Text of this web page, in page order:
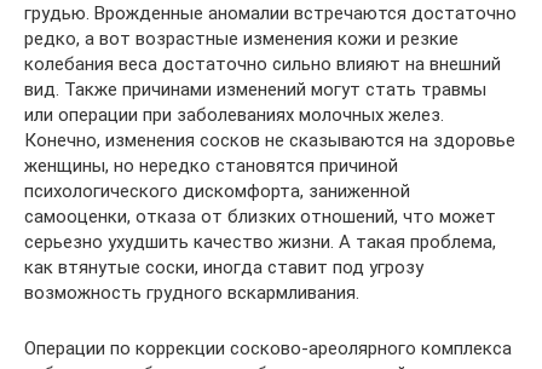
грудью. Врожденные аномалии встречаются достаточно
редко, а вот возрастные изменения кожи и резкие
колебания веса достаточно сильно влияют на внешний
вид. Также причинами изменений могут стать травмы
или операции при заболеваниях молочных желез.
Конечно, изменения сосков не сказываются на здоровье
женщины, но нередко становятся причиной
психологического дискомфорта, заниженной
самооценки, отказа от близких отношений, что может
серьезно ухудшить качество жизни. А такая проблема,
как втянутые соски, иногда ставит под угрозу
возможность грудного вскармливания.
Операции по коррекции сосково-ареолярного комплекса